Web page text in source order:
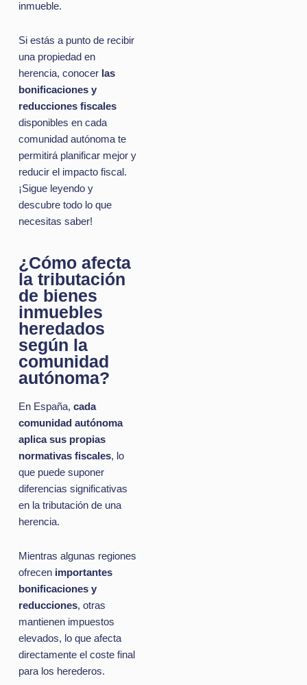
inmueble.
Si estás a punto de recibir
una propiedad en
herencia, conocer las
bonificaciones y
reducciones fiscales
disponibles en cada
comunidad autónoma te
permitirá planificar mejor y
reducir el impacto fiscal.
¡Sigue leyendo y
descubre todo lo que
necesitas saber!
¿Cómo afecta
la tributación
de bienes
inmuebles
heredados
según la
comunidad
autónoma?
En España, cada
comunidad autónoma
aplica sus propias
normativas fiscales, lo
que puede suponer
diferencias significativas
en la tributación de una
herencia.
Mientras algunas regiones
ofrecen importantes
bonificaciones y
reducciones, otras
mantienen impuestos
elevados, lo que afecta
directamente el coste final
para los herederos.